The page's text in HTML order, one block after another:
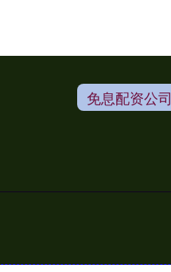
免息配资公司